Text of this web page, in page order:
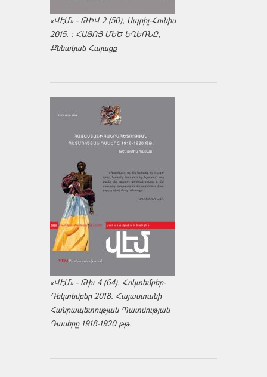
«ՎԷՄ» - ԹԻՎ 2 (50), Ապրիլ-Հունիս
2015. : ՀԱՅՈՑ ՄԵԾ ԵՂԵՌՆԸ,
Քննական Հայացք
«ՎԷՄ» - Թիւ 4 (64). Հոկտեմբեր-
Դեկտեմբեր 2018. Հայաստանի
Հանրապետության Պատմության
Դասերը 1918-1920 թթ.